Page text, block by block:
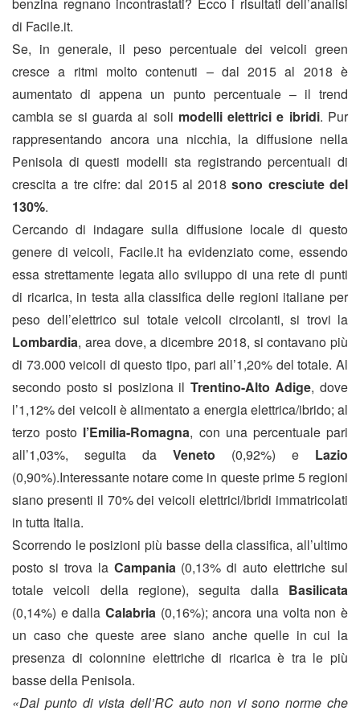
benzina regnano incontrastati? Ecco i risultati dell’analisi
di Facile.it.
Se, in generale, il peso percentuale dei veicoli green
cresce a ritmi molto contenuti – dal 2015 al 2018 è
aumentato di appena un punto percentuale – il trend
cambia se si guarda ai soli modelli elettrici e ibridi. Pur
rappresentando ancora una nicchia, la diffusione nella
Penisola di questi modelli sta registrando percentuali di
crescita a tre cifre: dal 2015 al 2018sono cresciute del
130%.
Cercando di indagare sulla diffusione locale di questo
genere di veicoli, Facile.it ha evidenziato come, essendo
essa strettamente legata allo sviluppo di una rete di punti
di ricarica, in testa alla classifica delle regioni italiane per
peso dell’elettrico sul totale veicoli circolanti, si trovi la
Lombardia, area dove, a dicembre 2018, si contavano più
di 73.000 veicoli di questo tipo, pari all’1,20% del totale. Al
secondo posto si posiziona il Trentino-Alto Adige, dove
l’1,12% dei veicoli è alimentato a energia elettrica/ibrido; al
terzo posto l’Emilia-Romagna, con una percentuale pari
all’1,03%, seguita da Veneto (0,92%) e Lazio
(0,90%).Interessante notare come in queste prime 5 regioni
siano presenti il 70% dei veicoli elettrici/ibridi immatricolati
in tutta Italia.
Scorrendo le posizioni più basse della classifica, all’ultimo
posto si trova la Campania (0,13% di auto elettriche sul
totale veicoli della regione), seguita dalla Basilicata
(0,14%) e dalla Calabria (0,16%); ancora una volta non è
un caso che queste aree siano anche quelle in cui la
presenza di colonnine elettriche di ricarica è tra le più
basse della Penisola.
«Dal punto di vista dell’RC auto non vi sono norme che